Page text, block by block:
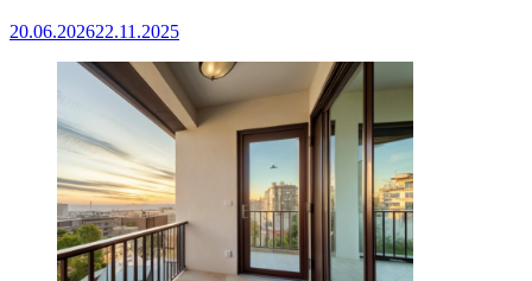
20.06.202622.11.2025